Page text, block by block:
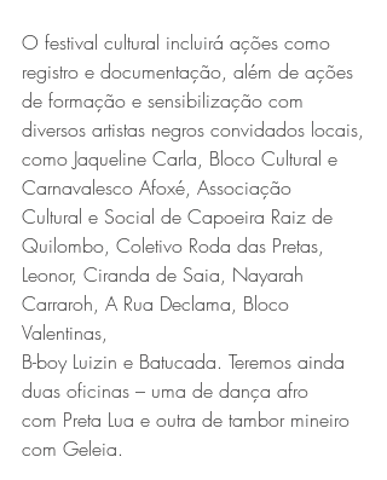
O festival cultural incluirá ações como
registro e documentação, além de ações
de formação e sensibilização com
diversos artistas negros convidados locais,
como Jaqueline Carla, Bloco Cultural e
Carnavalesco Afoxé, Associação
Cultural e Social de Capoeira Raiz de
Quilombo, Coletivo Roda das Pretas,
Leonor, Ciranda de Saia, Nayarah
Carraroh, A Rua Declama, Bloco
Valentinas,
B-boy Luizin e Batucada. Teremos ainda
duas oficinas – uma de dança afro
com Preta Lua e outra de tambor mineiro
com Geleia.